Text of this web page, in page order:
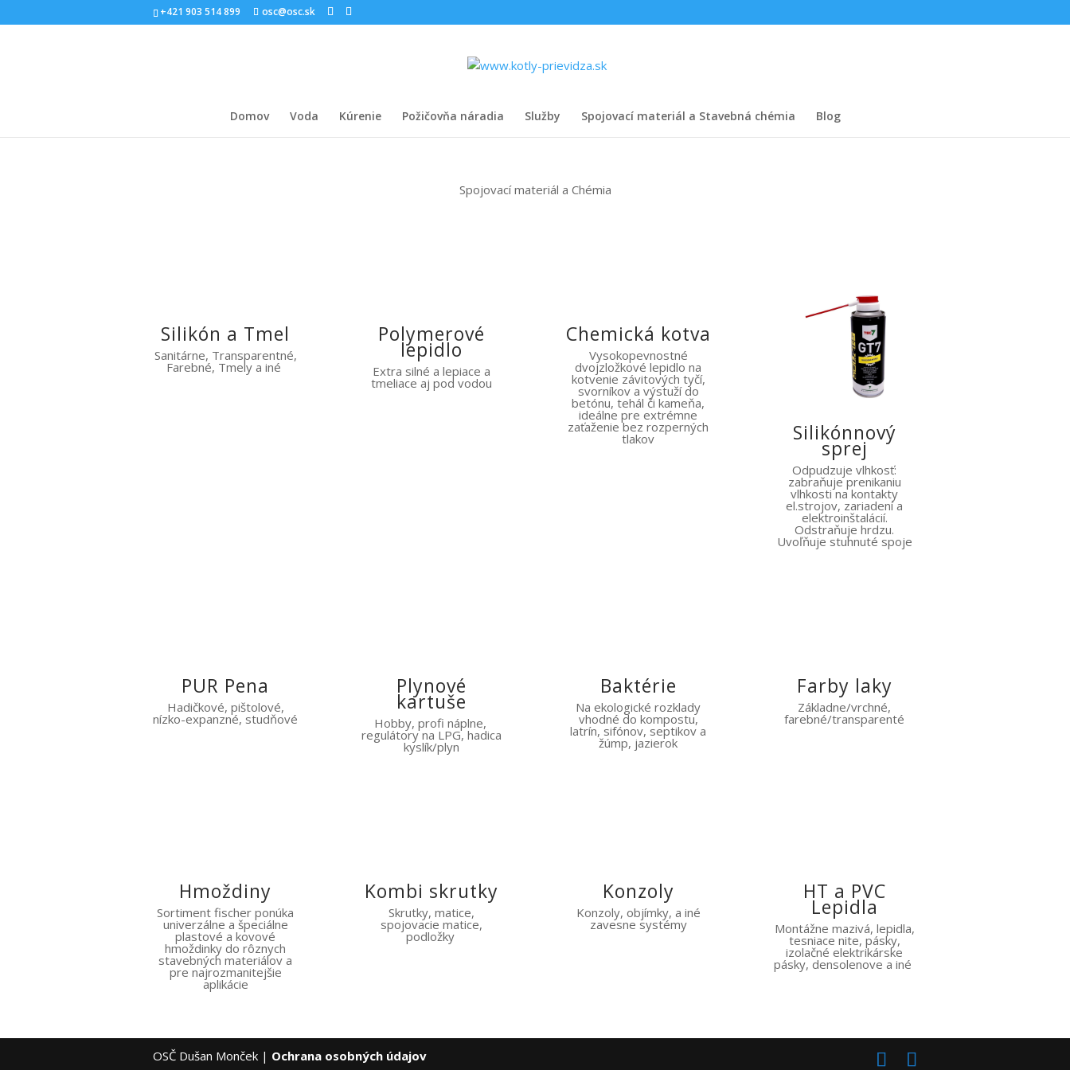
+421 903 514 899 osc@osc.sk
Domov Voda Kúrenie Požičovňa náradia Služby Spojovací materiál a Stavebná chémia Blog
Spojovací materiál a Chémia
Silikón a Tmel
Sanitárne, Transparentné,
Farebné, Tmely a iné
Polymerové
lepidlo
Extra silné a lepiace a
tmeliace aj pod vodou
Chemická kotva
Vysokopevnostné
dvojzložkové lepidlo na
kotvenie závitových tyčí,
svorníkov a výstuží do
betónu, tehál či kameňa,
ideálne pre extrémne
zaťaženie bez rozperných
tlakov Silikónnový
sprej
Odpudzuje vlhkosť:
zabraňuje prenikaniu
vlhkosti na kontakty
el.strojov, zariadení a
elektroinštalácií.
Odstraňuje hrdzu.
Uvoľňuje stuhnuté spoje
PUR Pena
Hadičkové, pištolové,
nízko-expanzné, studňové
Plynové
kartuše
Hobby, profi náplne,
regulátory na LPG, hadica
kyslík/plyn
Baktérie
Na ekologické rozklady
vhodné do kompostu,
latrín, sifónov, septikov a
žúmp, jazierok
Farby laky
Základne/vrchné,
farebné/transparenté
Hmoždiny
Sortiment fischer ponúka
univerzálne a špeciálne
plastové a kovové
hmoždinky do rôznych
stavebných materiálov a
pre najrozmanitejšie
aplikácie
Kombi skrutky
Skrutky, matice,
spojovacie matice,
podložky
Konzoly
Konzoly, objímky, a iné
zavesne systémy
HT a PVC
Lepidla
Montážne mazivá, lepidla,
tesniace nite, pásky,
izolačné elektrikárske
pásky, densolenove a iné
OSČ Dušan Monček | Ochrana osobných údajov